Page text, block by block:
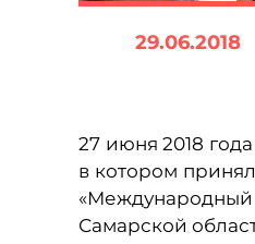
29.06.2018
27 июня 2018
в котором
Самарской